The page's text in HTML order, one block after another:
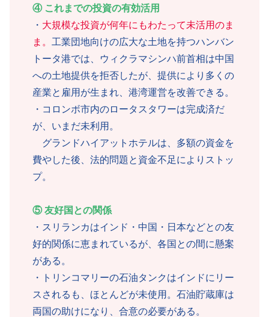
④ これまでの投資の有効活用
・ 大規模な投資が何年にもわたって未活用のま
ま。 工業団地向けの広大な土地を持つハンバン
トータ港では、ウィクラマシンハ前首相は中国
への土地提供を拒否したが、提供により多くの
産業と雇用が生まれ、港湾運営を改善できる。
・コロンボ市内のロータスタワーは完成済だ
が、いまだ未利用。
グランドハイアットホテルは、多額の資金を
費やした後、法的問題と資金不足によりストッ
プ。
⑤ 友好国との関係
・スリランカはインド・中国・日本などとの友
好的関係に恵まれているが、各国との間に懸案
がある。
・トリンコマリーの石油タンクはインドにリー
スされるも、ほとんどが未使用。石油貯蔵庫は
両国の助けになり、合意の必要がある。